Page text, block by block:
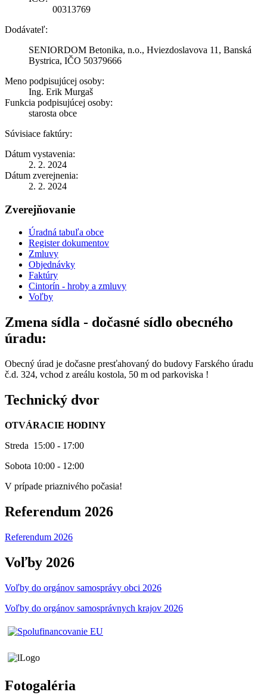
00313769
Dodávateľ:
SENIORDOM Betonika, n.o., Hviezdoslavova 11, Banská
Bystrica, IČO 50379666
Meno podpisujúcej osoby:
Ing. Erik Murgaš
Funkcia podpisujúcej osoby:
starosta obce
Súvisiace faktúry:
Dátum vystavenia:
2. 2. 2024
Dátum zverejnenia:
2. 2. 2024
Zverejňovanie
Úradná tabuľa obce
Register dokumentov
Zmluvy
Objednávky
Faktúry
Cintorín - hroby a zmluvy
Voľby
Zmena sídla - dočasné sídlo obecného
úradu:
Obecný úrad je dočasne presťahovaný do budovy Farského úradu
č.d. 324, vchod z areálu kostola, 50 m od parkoviska !
Technický dvor
OTVÁRACIE HODINY
Streda 15:00 - 17:00
Sobota 10:00 - 12:00
V prípade priaznivého počasia!
Referendum 2026
Referendum 2026
Voľby 2026
Voľby do orgánov samosprávy obci 2026
Voľby do orgánov samosprávnych krajov 2026
Fotogaléria